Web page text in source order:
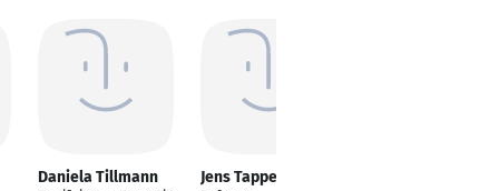
Daniela Tillmann Jens Tappen